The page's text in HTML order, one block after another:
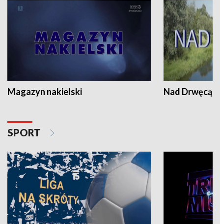
Magazyn nakielski Nad Drwęcą
SPORT